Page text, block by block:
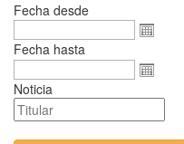
Fecha desde
Fecha hasta
Noticia